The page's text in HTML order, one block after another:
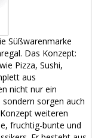
Süßwarenmarke
Das Konzept:
Pizza, Sushi,
aus
nicht nur ein
sorgen auch
weiteren
fruchtig-bunte und